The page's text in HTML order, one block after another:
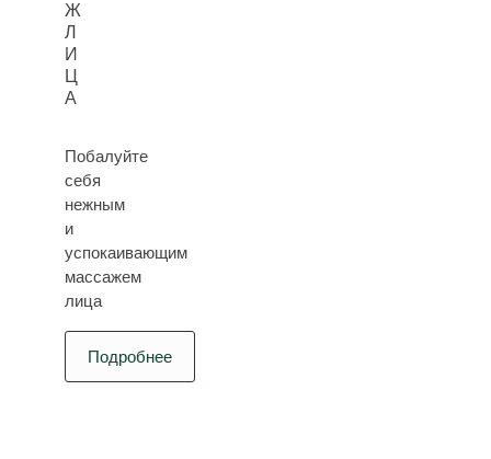
Ж
Л
И
Ц
А
Побалуйте
себя
нежным
и
успокаивающим
массажем
лица
Подробнее